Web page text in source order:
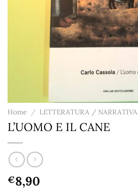
Home / LETTERATURA / NARRATIVA
L’UOMO E IL CANE
€8,90